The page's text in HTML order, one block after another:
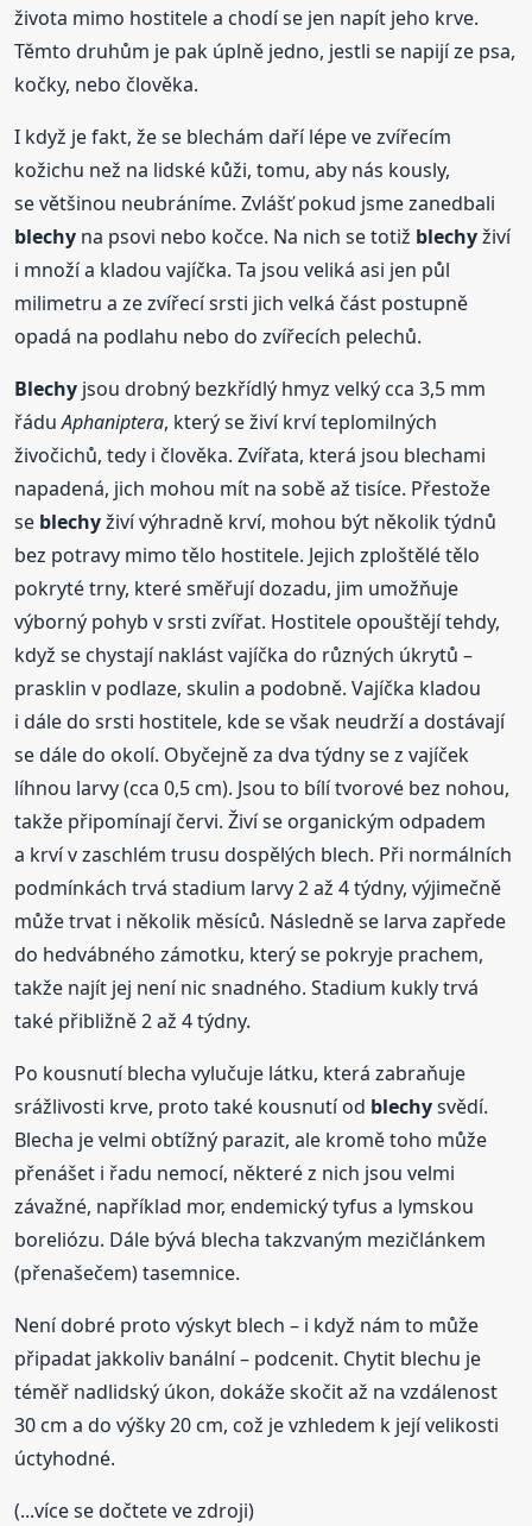
života mimo hostitele a chodí se jen napít jeho krve.
Těmto druhům je pak úplně jedno, jestli se napijí ze psa,
kočky, nebo člověka.
I když je fakt, že se blechám daří lépe ve zvířecím
kožichu než na lidské kůži, tomu, aby nás kously,
se většinou neubráníme. Zvlášť pokud jsme zanedbali
blechy na psovi nebo kočce. Na nich se totiž blechyživí
i množí a kladou vajíčka. Ta jsou veliká asi jen půl
milimetru a ze zvířecí srsti jich velká část postupně
opadá na podlahu nebo do zvířecích pelechů.
Blechy jsou drobný bezkřídlý hmyz velký cca 3,5 mm
řáduAphaniptera, který se živí krví teplomilných
živočichů, tedy i člověka. Zvířata, která jsou blechami
napadená, jich mohou mít na sobě až tisíce. Přestože
se blechyživí výhradně krví, mohou být několik týdnů
bez potravy mimo tělo hostitele. Jejich zploštělé tělo
pokryté trny, které směřují dozadu, jim umožňuje
výborný pohyb v srsti zvířat. Hostitele opouštějí tehdy,
když se chystají naklást vajíčka do různých úkrytů –
prasklin v podlaze, skulin a podobně. Vajíčka kladou
i dále do srsti hostitele, kde se však neudrží a dostávají
se dále do okolí. Obyčejně za dva týdny se z vajíček
líhnou larvy (cca 0,5 cm). Jsou to bílí tvorové bez nohou,
takže připomínají červi. Živí se organickým odpadem
a krví v zaschlém trusu dospělých blech. Při normálních
podmínkách trvá stadium larvy 2 až 4 týdny, výjimečně
může trvat i několik měsíců. Následně se larva zapřede
do hedvábného zámotku, který se pokryje prachem,
takže najít jej není nic snadného. Stadium kukly trvá
také přibližně 2 až 4 týdny.
Po kousnutí blecha vylučuje látku, která zabraňuje
srážlivosti krve, proto také kousnutí od blechysvědí.
Blecha je velmi obtížný parazit, ale kromě toho může
přenášet i řadu nemocí, některé z nich jsou velmi
závažné, například mor, endemický tyfus a lymskou
boreliózu. Dále bývá blecha takzvaným mezičlánkem
(přenašečem) tasemnice.
Není dobré proto výskyt blech – i když nám to může
připadat jakkoliv banální – podcenit. Chytit blechu je
téměř nadlidský úkon, dokáže skočit až na vzdálenost
30 cm a do výšky 20 cm, což je vzhledem k její velikosti
úctyhodné.
(...více se dočtete ve zdroji)